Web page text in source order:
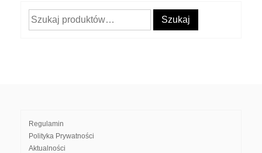
Szukaj: Szukaj
Regulamin
Polityka Prywatności
Aktualności